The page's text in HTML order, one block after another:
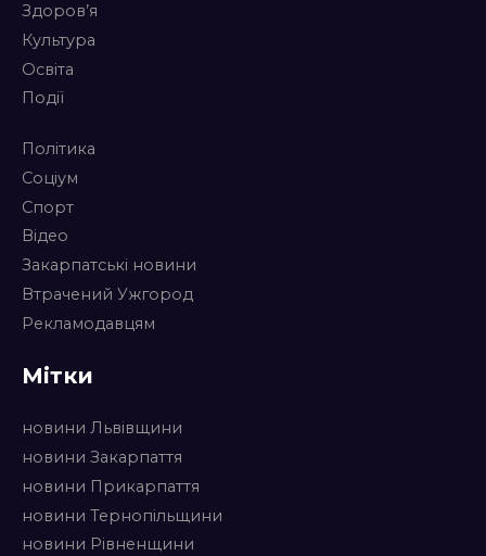
Здоров’я
Культура
Освіта
Події
Політика
Соціум
Спорт
Відео
Закарпатські новини
Втрачений Ужгород
Рекламодавцям
Мітки
новини Львівщини
новини Закарпаття
новини Прикарпаття
новини Тернопільщини
новини Рівненщини